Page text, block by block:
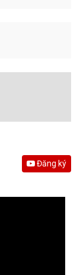
Đăng ký